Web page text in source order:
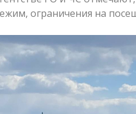
ограничения на